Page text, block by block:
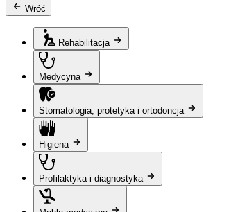
Wróć
Rehabilitacja
Medycyna
Stomatologia, protetyka i ortodoncja
Higiena
Profilaktyka i diagnostyka